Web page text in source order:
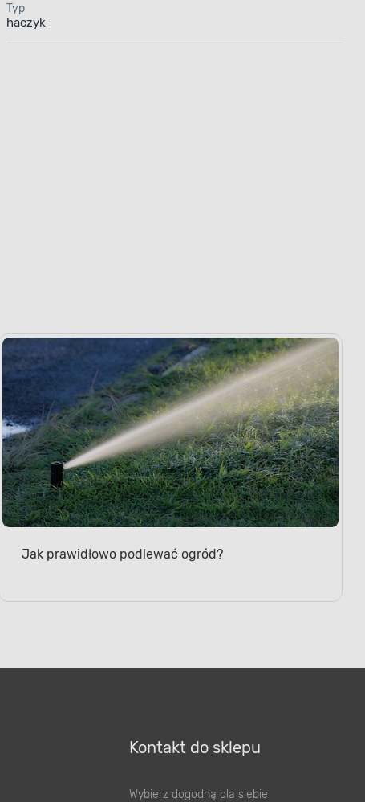
Typ
haczyk
Jak prawidłowo podlewać ogród?
Kontakt do sklepu
Wybierz dogodną dla siebie